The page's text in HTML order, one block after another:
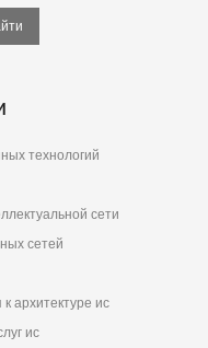
технологий
сети
сетей
архитектуре ис
ис